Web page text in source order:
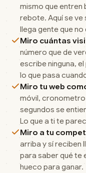
mismo que entren
rebote. Aquí se
llega gente que no
Miro cuántas
número que de
escribe ninguna,
lo que pasa
Miro tu web
móvil,
segundos se
Lo que a ti te
Miro a tu
arriba y sí reciben
para saber qué te
hueco para ganar.